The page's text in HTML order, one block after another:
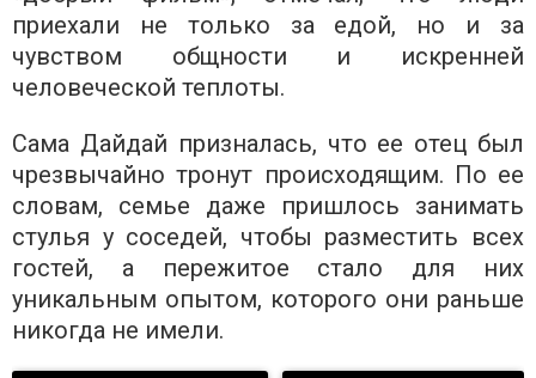
приехали не только за едой, но и за
чувством общности и искренней
человеческой теплоты.
Сама Дайдай призналась, что ее отец был
чрезвычайно тронут происходящим. По ее
словам, семье даже пришлось занимать
стулья у соседей, чтобы разместить всех
гостей, а пережитое стало для них
уникальным опытом, которого они раньше
никогда не имели.